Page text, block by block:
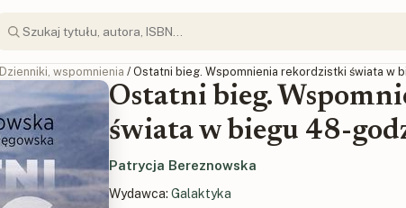
Dzienniki, wspomnienia / Ostatni bieg. Wspomnienia rekordzistki świata w
Ostatni bieg.
świata w biegu 48-
Patrycja Bereznowska
Wydawca: Galaktyka